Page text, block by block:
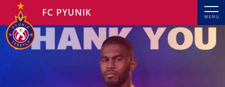
MENU
FC PYUNIK